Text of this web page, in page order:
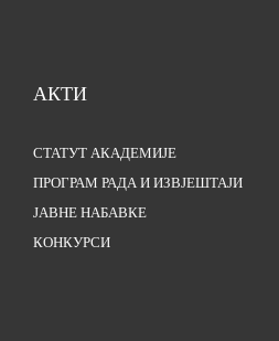
АКТИ
СТАТУТ АКАДЕМИЈЕ
ПРОГРАМ РАДА И ИЗВЈЕШТАЈИ
ЈАВНЕ НАБАВКЕ
КОНКУРСИ